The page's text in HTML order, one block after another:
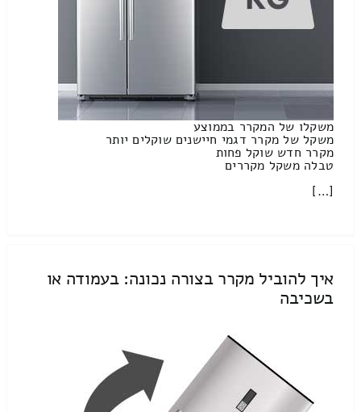
משקלו של המקרר בממוצע
משקל של מקרר דגמי חיישנים שוקלים יותר
מקרר חדש שוקל פחות
טבלה משקל מקררים
[…]
איך להוביל מקרר בצורה נכונה: בעמודה או
בשכיבה